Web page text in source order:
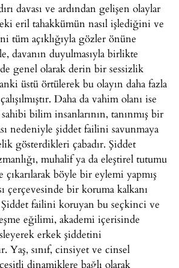
davası ve ardından gelişen olaylar
eril tahakkümün nasıl işlediğini ve
tüm açıklığıyla gözler önüne
davanın duyulmasıyla birlikte
genel olarak derin bir sessizlik
üstü örtülerek bu olayın daha fazla
Daha da vahim olanı ise
bilim insanlarının, tanınmış bir
nedeniyle şiddet failini savunmaya
gösterdikleri çabadır. Şiddet
muhalif ya da eleştirel tutumu
böyle bir eylemi yapmış
çerçevesinde bir koruma kalkanı
Şiddet failini koruyan bu seçkinci ve
eğilimi, akademi içerisinde
erkek şiddetini
Yaş, sınıf, cinsiyet ve cinsel
dinamiklere bağlı olarak